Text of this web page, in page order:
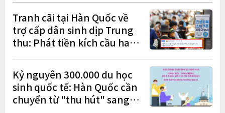
Tranh cãi tại Hàn Quốc về
trợ cấp dân sinh dịp Trung
thu: Phát tiền kích cầu hay
Kỷ nguyên 300.000 du học
sinh quốc tế: Hàn Quốc cần
chuyển từ "thu hút" sang